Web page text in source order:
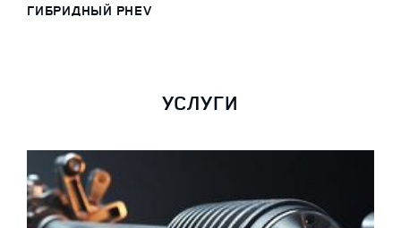
ГИБРИДНЫЙ PHEV
УСЛУГИ